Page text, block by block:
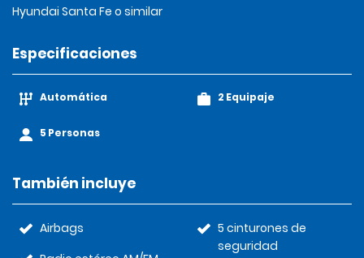
Hyundai Santa Fe o similar
Especificaciones
Automática
5 Personas
2 Equipaje
También incluye
Airbags
5 cinturones de
seguridad